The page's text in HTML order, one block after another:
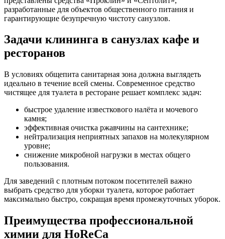
разработанные для объектов общественного питания и
гарантирующие безупречную чистоту санузлов.
Задачи клининга в санузлах кафе и
ресторанов
В условиях общепита санитарная зона должна выглядеть
идеально в течение всей смены. Современное средство
чистящее для туалета в ресторане решает комплекс задач:
быстрое удаление известкового налёта и мочевого
камня;
эффективная очистка ржавчины на сантехнике;
нейтрализация неприятных запахов на молекулярном
уровне;
снижение микробной нагрузки в местах общего
пользования.
Для заведений с плотным потоком посетителей важно
выбрать средство для уборки туалета, которое работает
максимально быстро, сокращая время промежуточных уборок.
Преимущества профессиональной
химии для HoReCa